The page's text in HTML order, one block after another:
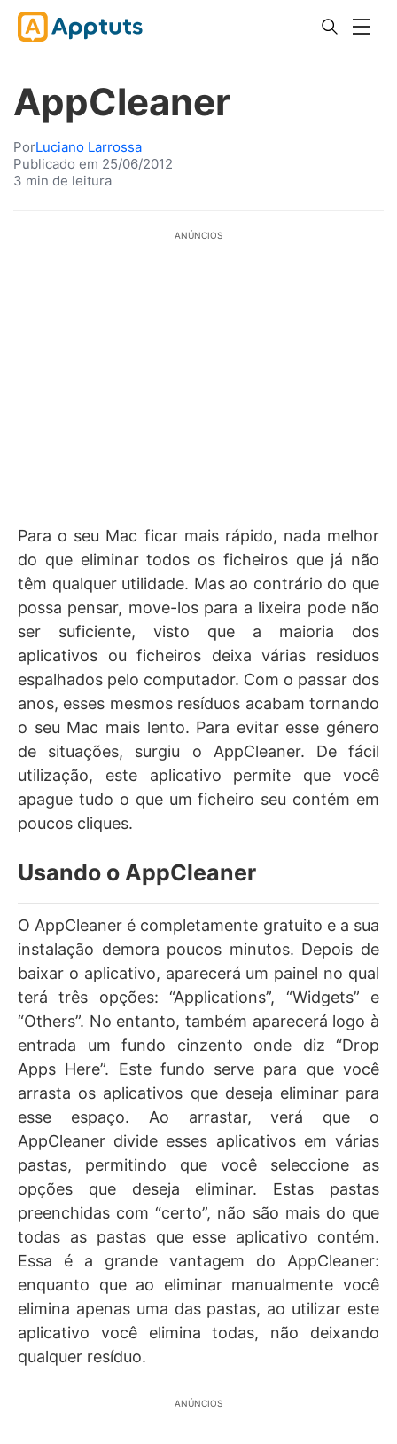
AppCleaner
PorLuciano Larrossa
Publicado em 25/06/2012
3 min de leitura
ANÚNCIOS
Para o seu Mac ficar mais rápido, nada melhor
do que eliminar todos os ficheiros que já não
têm qualquer utilidade. Mas ao contrário do que
possa pensar, move-los para a lixeira pode não
ser suficiente, visto que a maioria dos
aplicativos ou ficheiros deixa várias residuos
espalhados pelo computador. Com o passar dos
anos, esses mesmos resíduos acabam tornando
o seu Mac mais lento. Para evitar esse género
de situações, surgiu o AppCleaner. De fácil
utilização, este aplicativo permite que você
apague tudo o que um ficheiro seu contém em
poucos cliques.
Usando o AppCleaner
O AppCleaner é completamente gratuito e a sua
instalação demora poucos minutos. Depois de
baixar o aplicativo, aparecerá um painel no qual
terá três opções: “Applications”, “Widgets” e
“Others”. No entanto, também aparecerá logo à
entrada um fundo cinzento onde diz “Drop
Apps Here”. Este fundo serve para que você
arrasta os aplicativos que deseja eliminar para
esse espaço. Ao arrastar, verá que o
AppCleaner divide esses aplicativos em várias
pastas, permitindo que você seleccione as
opções que deseja eliminar. Estas pastas
preenchidas com “certo”, não são mais do que
todas as pastas que esse aplicativo contém.
Essa é a grande vantagem do AppCleaner:
enquanto que ao eliminar manualmente você
elimina apenas uma das pastas, ao utilizar este
aplicativo você elimina todas, não deixando
qualquer resíduo.
ANÚNCIOS